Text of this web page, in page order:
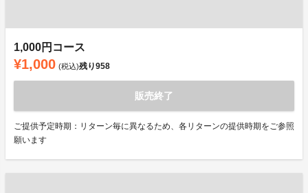
1,000円コース
¥1,000 (税込)残り958
販売終了
ご提供予定時期：リターン毎に異なるため、各リターンの提供時期をご参照
願います